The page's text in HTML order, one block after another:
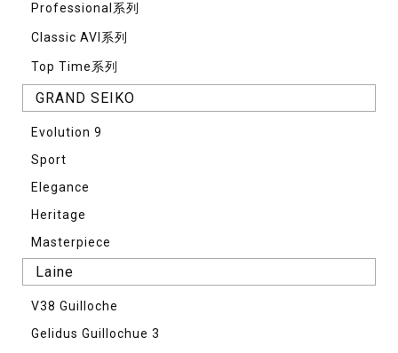
Professional系列
Classic AVI系列
Top Time系列
GRAND SEIKO
Evolution 9
Sport
Elegance
Heritage
Masterpiece
Laine
V38 Guilloche
Gelidus Guillochue 3